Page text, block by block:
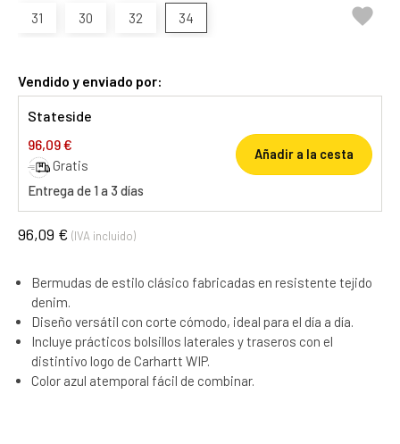
31 30 32 34 
Vendido y enviado por:
Stateside
96,09 €
Gratis
Entrega de 1 a 3 días
Añadir a la cesta
96,09 € (IVA incluido)
Bermudas de estilo clásico fabricadas en resistente tejido
denim.
Diseño versátil con corte cómodo, ideal para el día a día.
Incluye prácticos bolsillos laterales y traseros con el
distintivo logo de Carhartt WIP.
Color azul atemporal fácil de combinar.